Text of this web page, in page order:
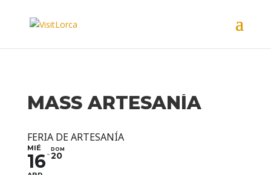
MASS ARTESANÍA
FERIA DE ARTESANÍA
MIÉ
16
DOM
20